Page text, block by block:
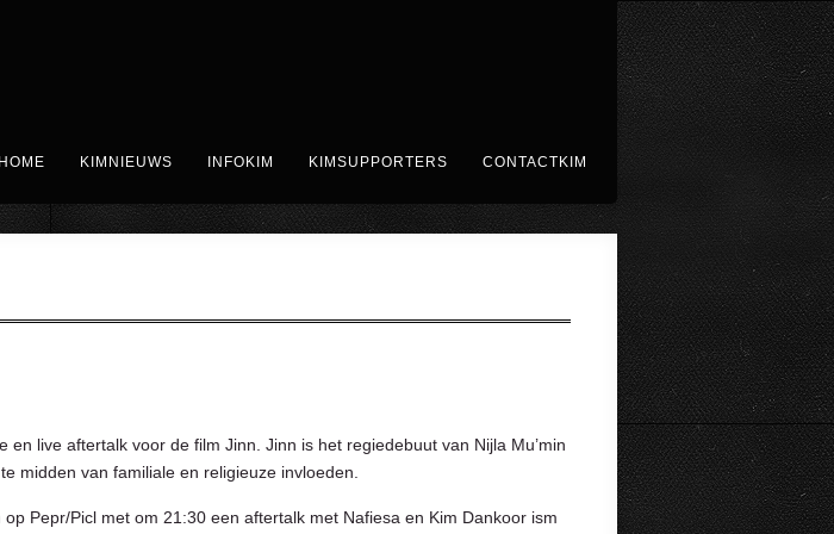
HOME KIMNIEUWS INFOKIM KIMSUPPORTERS CONTACTKIM
live aftertalk voor de film Jinn. ⁠Jinn is het regiedebuut van Nijla Mu’min
midden van familiale en religieuze invloeden.
Pepr/Picl met om 21:30 een aftertalk met Nafiesa en Kim Dankoor ism